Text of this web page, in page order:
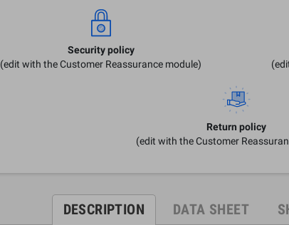
Security policy
(edit with the Customer Reassurance module)
Return policy
(edit with the Customer
DESCRIPTION DATA SHEET